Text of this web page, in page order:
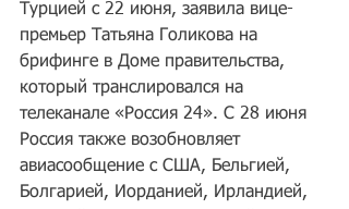
Турцией с 22 июня, заявила вице-
премьер Татьяна Голикова на
брифинге в Доме правительства,
который транслировался на
телеканале «Россия 24». С 28 июня
Россия также возобновляет
авиасообщение с США, Бельгией,
Болгарией, Иорданией, Ирландией,